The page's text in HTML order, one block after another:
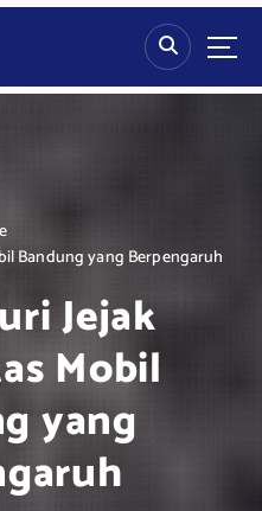
Bandung yang Berpengaruh
Jejak
Mobil
yang